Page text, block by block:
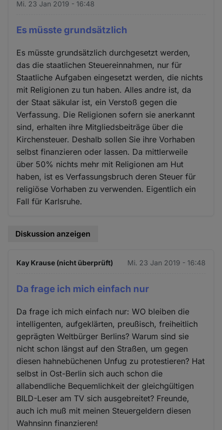
Mi. 23 Jan 2019 - 16:48
Es müsste grundsätzlich
Es müsste grundsätzlich durchgesetzt werden,
das die staatlichen Steuereinnahmen, nur für
Staatliche Aufgaben eingesetzt werden, die nichts
mit Religionen zu tun haben. Alles andre ist, da
der Staat säkular ist, ein Verstoß gegen die
Verfassung. Die Religionen sofern sie anerkannt
sind, erhalten ihre Mitgliedsbeiträge über die
Kirchensteuer. Deshalb sollen Sie ihre Vorhaben
selbst finanzieren oder lassen. Da mittlerweile
über 50% nichts mehr mit Religionen am Hut
haben, ist es Verfassungsbruch deren Steuer für
religiöse Vorhaben zu verwenden. Eigentlich ein
Fall für Karlsruhe.
Diskussion anzeigen
Kay Krause (nicht überprüft) Mi. 23 Jan 2019 - 16:48
Da frage ich mich einfach nur
Da frage ich mich einfach nur: WO bleiben die
intelligenten, aufgeklärten, preußisch, freiheitlich
geprägten Weltbürger Berlins? Warum sind sie
nicht schon längst auf den Straßen, um gegen
diesen hahnebüchenen Unfug zu protestieren? Hat
selbst in Ost-Berlin sich auch schon die
allabendliche Bequemlichkeit der gleichgültigen
BILD-Leser am TV sich ausgebreitet? Freunde,
auch ich muß mit meinen Steuergeldern diesen
Wahnsinn finanzieren!